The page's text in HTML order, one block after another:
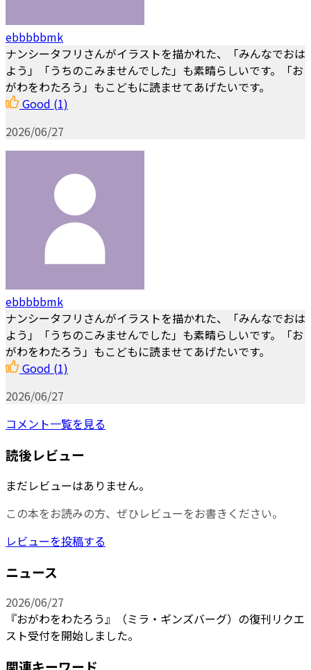
ebbbbbmk
ナンシータフリさんがイラストを描かれた、「みんなでおは
よう」「うちのこみませんでした」も素晴らしいです。「お
がわをわたろう」もこどもに読ませてあげたいです。
Good (1)
2026/06/27
ebbbbbmk
ナンシータフリさんがイラストを描かれた、「みんなでおは
よう」「うちのこみませんでした」も素晴らしいです。「お
がわをわたろう」もこどもに読ませてあげたいです。
Good (1)
2026/06/27
コメント一覧を見る
読後レビュー
まだレビューはありません。
この本をお読みの方、ぜひレビューをお書きください。
レビューを投稿する
ニュース
2026/06/27
『おがわをわたろう』（ミラ・ギンズバーグ）の復刊リクエ
スト受付を開始しました。
関連キーワード